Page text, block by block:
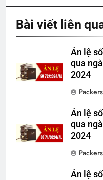
Bài viết liên
Án lệ
qua
2024
Packers
Án lệ
qua
2024
Packers
Án lệ